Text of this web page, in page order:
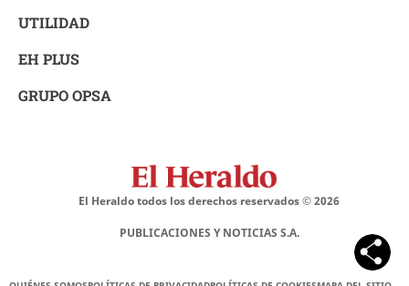
UTILIDAD
EH PLUS
GRUPO OPSA
El Heraldo todos los derechos reservados ©2026
PUBLICACIONES Y NOTICIAS S.A.